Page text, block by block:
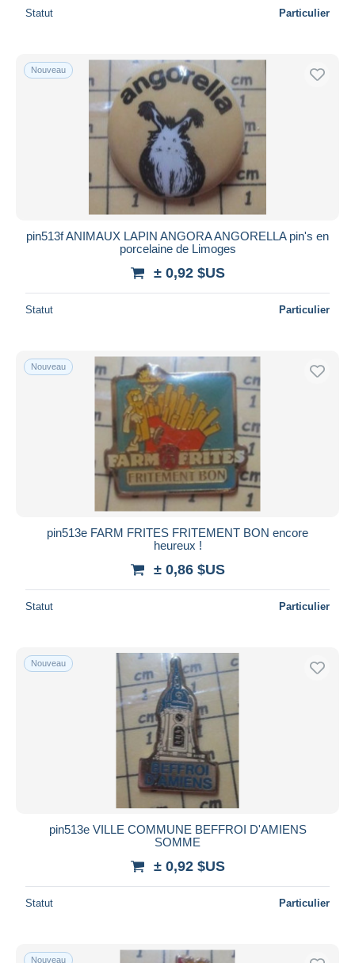
Statut Particulier
Nouveau
pin513f ANIMAUX LAPIN ANGORA ANGORELLA pin's en
porcelaine de Limoges
± 0,92 $US
Statut Particulier
Nouveau
pin513e FARM FRITES FRITEMENT BON encore
heureux !
± 0,86 $US
Statut Particulier
Nouveau
pin513e VILLE COMMUNE BEFFROI D'AMIENS
SOMME
± 0,92 $US
Statut Particulier
Nouveau